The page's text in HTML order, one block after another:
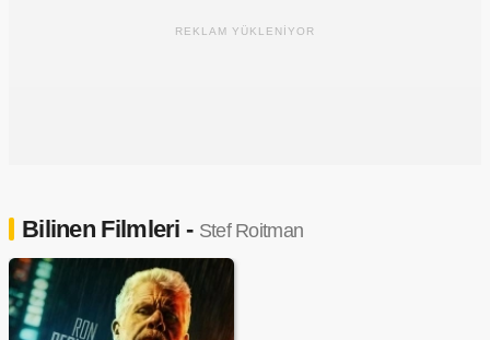
REKLAM YÜKLENİYOR
Bilinen Filmleri - Stef Roitman